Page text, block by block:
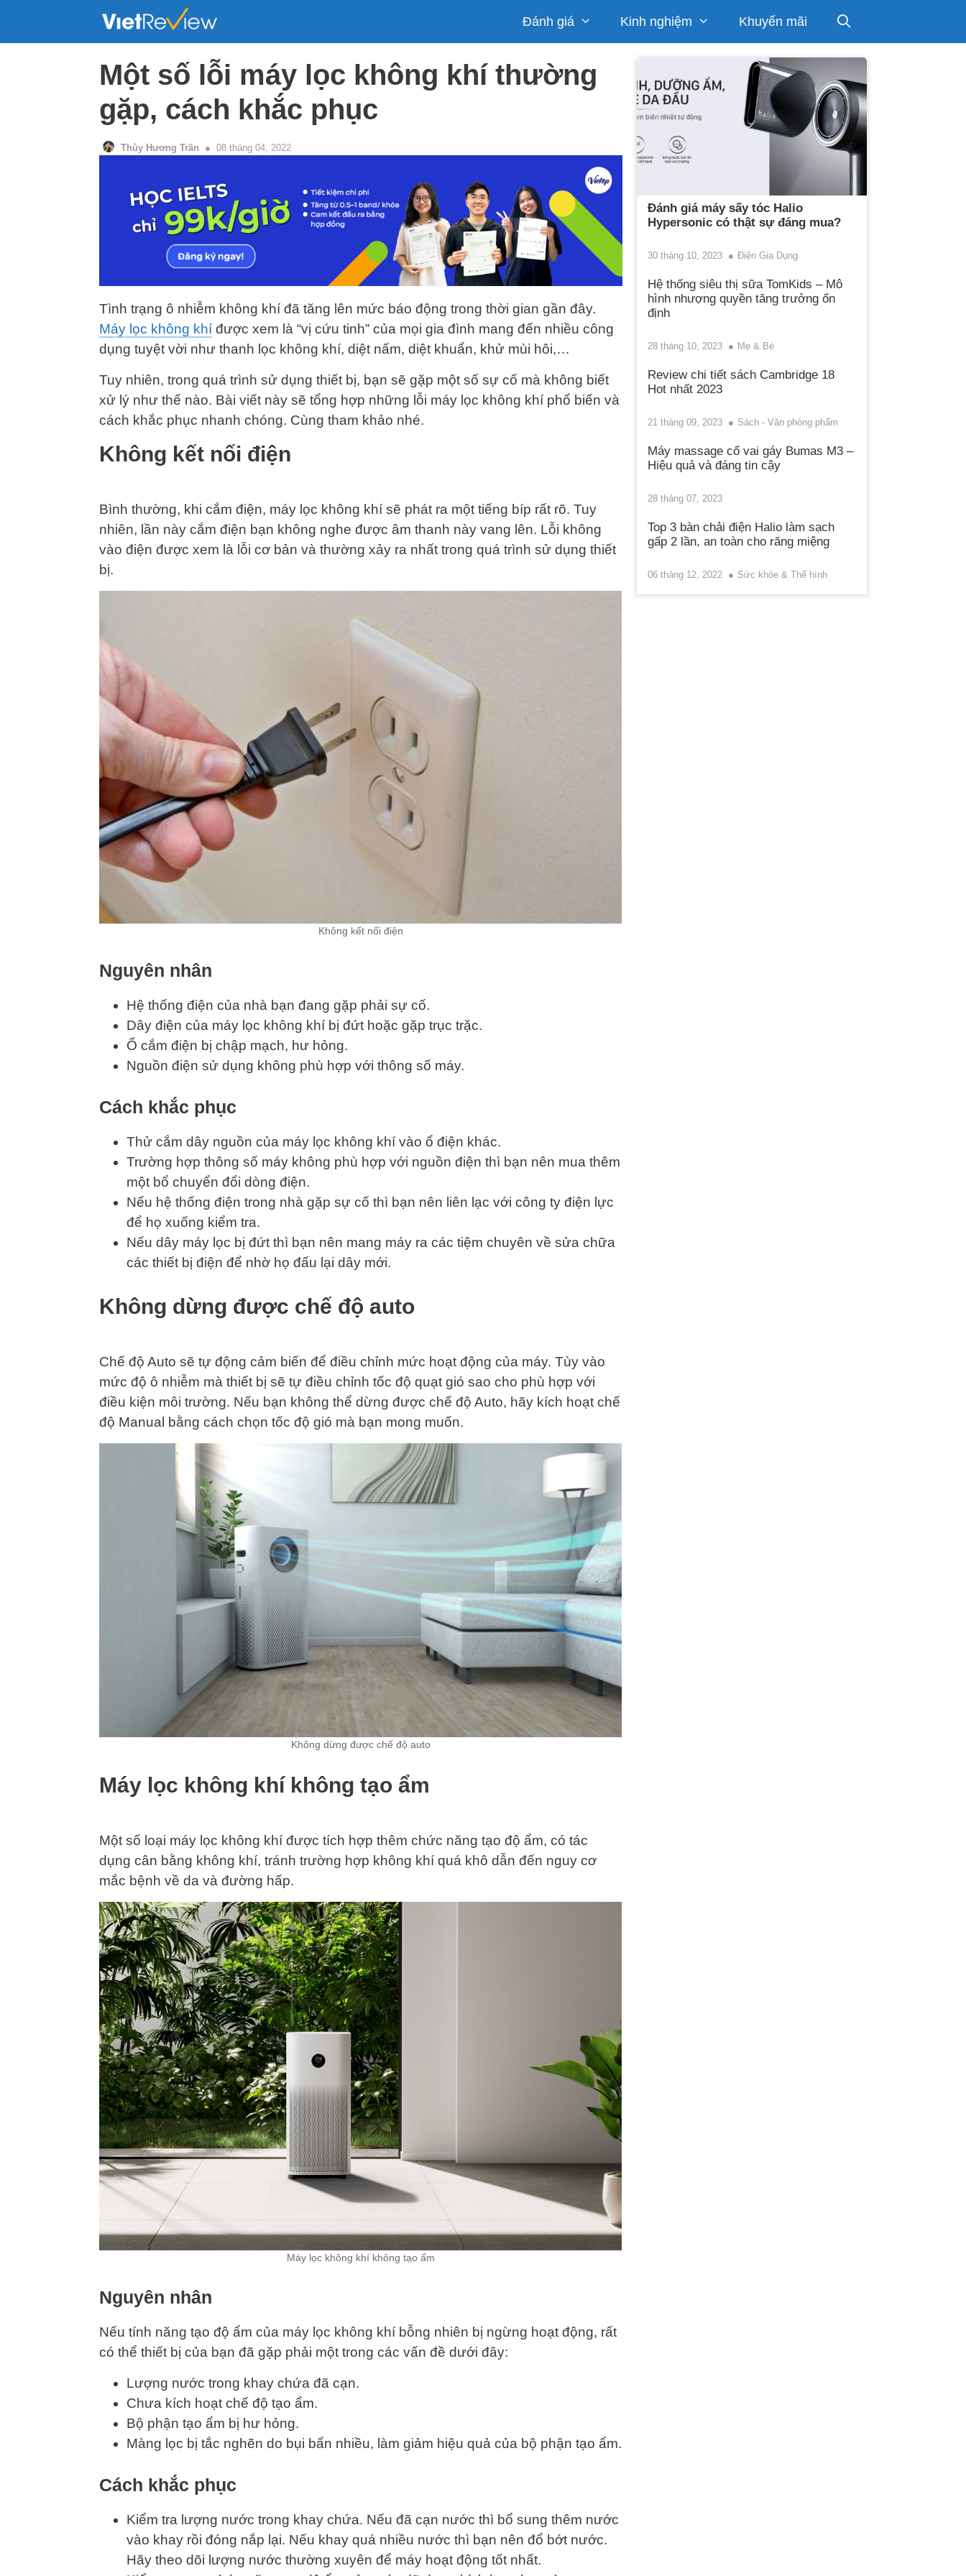
Đánh giá Kinh nghiệm Khuyến mãi
Một số lỗi máy lọc không khí thường
gặp, cách khắc phục
Thùy Hương Trần 08 tháng 04, 2022
Tình trạng ô nhiễm không khí đã tăng lên mức báo động trong thời gian gần đây.
Máy lọc không khí được xem là “vị cứu tinh” của mọi gia đình mang đến nhiều công
dụng tuyệt vời như thanh lọc không khí, diệt nấm, diệt khuẩn, khử mùi hôi,…
Tuy nhiên, trong quá trình sử dụng thiết bị, bạn sẽ gặp một số sự cố mà không biết
xử lý như thế nào. Bài viết này sẽ tổng hợp những lỗi máy lọc không khí phổ biến và
cách khắc phục nhanh chóng. Cùng tham khảo nhé.
Không kết nối điện
Bình thường, khi cắm điện, máy lọc không khí sẽ phát ra một tiếng bíp rất rõ. Tuy
nhiên, lần này cắm điện bạn không nghe được âm thanh này vang lên. Lỗi không
vào điện được xem là lỗi cơ bản và thường xảy ra nhất trong quá trình sử dụng thiết
bị.
Không kết nối điện
Nguyên nhân
Hệ thống điện của nhà bạn đang gặp phải sự cố.
Dây điện của máy lọc không khí bị đứt hoặc gặp trục trặc.
Ổ cắm điện bị chập mạch, hư hỏng.
Nguồn điện sử dụng không phù hợp với thông số máy.
Cách khắc phục
Thử cắm dây nguồn của máy lọc không khí vào ổ điện khác.
Trường hợp thông số máy không phù hợp với nguồn điện thì bạn nên mua thêm
một bổ chuyển đổi dòng điện.
Nếu hệ thống điện trong nhà gặp sự cố thì bạn nên liên lạc với công ty điện lực
để họ xuống kiểm tra.
Nếu dây máy lọc bị đứt thì bạn nên mang máy ra các tiệm chuyên về sửa chữa
các thiết bị điện để nhờ họ đấu lại dây mới.
Không dừng được chế độ auto
Chế độ Auto sẽ tự động cảm biến để điều chỉnh mức hoạt động của máy. Tùy vào
mức độ ô nhiễm mà thiết bị sẽ tự điều chỉnh tốc độ quạt gió sao cho phù hợp với
điều kiện môi trường. Nếu bạn không thể dừng được chế độ Auto, hãy kích hoạt chế
độ Manual bằng cách chọn tốc độ gió mà bạn mong muốn.
Không dừng được chế độ auto
Máy lọc không khí không tạo ẩm
Một số loại máy lọc không khí được tích hợp thêm chức năng tạo độ ẩm, có tác
dụng cân bằng không khí, tránh trường hợp không khí quá khô dẫn đến nguy cơ
mắc bệnh về da và đường hấp.
Máy lọc không khí không tạo ẩm
Nguyên nhân
Nếu tính năng tạo độ ẩm của máy lọc không khí bỗng nhiên bị ngừng hoạt động, rất
có thể thiết bị của bạn đã gặp phải một trong các vấn đề dưới đây:
Lượng nước trong khay chứa đã cạn.
Chưa kích hoạt chế độ tạo ẩm.
Bộ phận tạo ẩm bị hư hỏng.
Màng lọc bị tắc nghẽn do bụi bẩn nhiều, làm giảm hiệu quả của bộ phận tạo ẩm.
Cách khắc phục
Kiểm tra lượng nước trong khay chứa. Nếu đã cạn nước thì bổ sung thêm nước
vào khay rồi đóng nắp lại. Nếu khay quá nhiều nước thì bạn nên đổ bớt nước.
Hãy theo dõi lượng nước thường xuyên để máy hoạt động tốt nhất.
Đánh giá máy sấy tóc Halio
Hypersonic có thật sự đáng mua?
30 tháng 10, 2023 Điện Gia Dụng
Hệ thống siêu thị sữa TomKids – Mô
hình nhượng quyền tăng trưởng ổn
định
28 tháng 10, 2023 Mẹ & Bé
Review chi tiết sách Cambridge 18
Hot nhất 2023
21 tháng 09, 2023 Sách - Văn phòng phẩm
Máy massage cổ vai gáy Bumas M3 –
Hiệu quả và đáng tin cậy
28 tháng 07, 2023
Top 3 bàn chải điện Halio làm sạch
gấp 2 lần, an toàn cho răng miệng
06 tháng 12, 2022 Sức khỏe & Thể hình